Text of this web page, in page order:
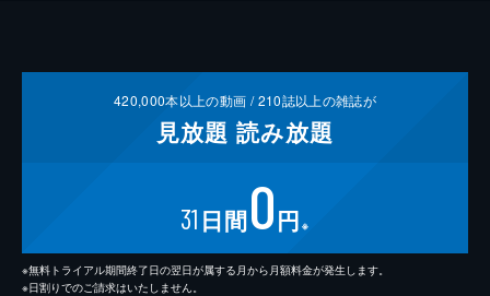
420,000本以上の動画 /210誌以上の雑誌が
見放題 読み放題
31 日間0円 ※
※無料トライアル期間終了日の翌日が属する月から月額料金が発生します。
※日割りでのご請求はいたしません。